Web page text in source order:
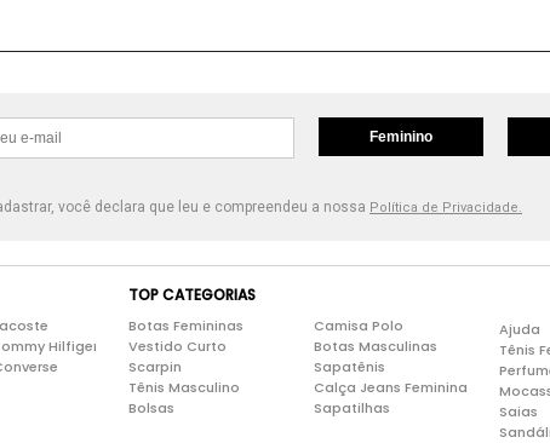
Feminino
você declara que leu e compreendeu a nossa Política de Privacidade.
Hilfiger
TOP CATEGORIAS
Botas Femininas
Vestido Curto
Scarpin
Tênis Masculino
Bolsas
Camisa Polo
Botas Masculinas
Sapatênis
Calça Jeans Feminina
Sapatilhas
Ajuda
Tênis
Saias